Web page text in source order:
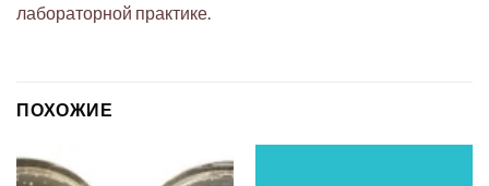
лабораторной практике.
ПОХОЖИЕ